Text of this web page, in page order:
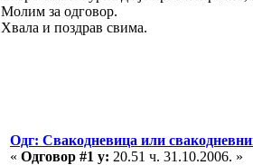
Молим за одговор.
Хвала и поздрав свима.
Одг: Свакодневица или
« Одговор #1 у: 20.51 ч. 31.10.2006. »